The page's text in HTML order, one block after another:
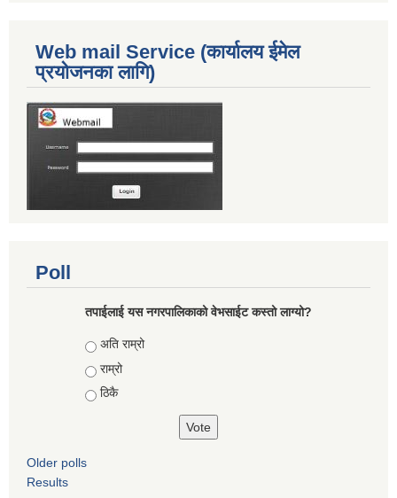
Web mail Service (कार्यालय ईमेल
प्रयोजनका लागि)
Poll
तपाईलाई यस नगरपालिकाको वेभसाईट कस्तो लाग्यो?
Choices
अति राम्रो
राम्रो
ठिकै
Older polls
Results